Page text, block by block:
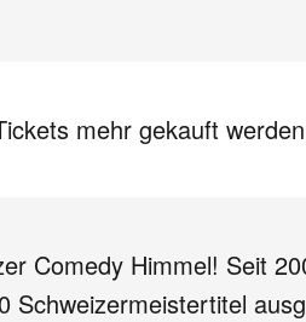
mehr gekauft
Comedy Himmel! Seit
Schweizermeistertitel